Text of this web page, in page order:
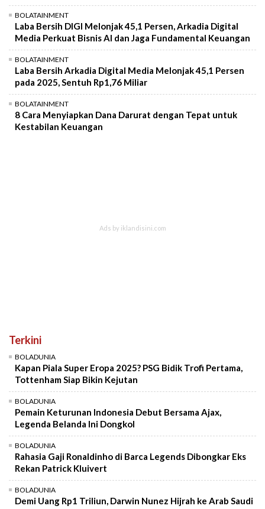
BOLATAINMENT
Laba Bersih DIGI Melonjak 45,1 Persen, Arkadia Digital
Media Perkuat Bisnis AI dan Jaga Fundamental Keuangan
BOLATAINMENT
Laba Bersih Arkadia Digital Media Melonjak 45,1 Persen
pada 2025, Sentuh Rp1,76 Miliar
BOLATAINMENT
8 Cara Menyiapkan Dana Darurat dengan Tepat untuk
Kestabilan Keuangan
Terkini
BOLADUNIA
Kapan Piala Super Eropa 2025? PSG Bidik Trofi Pertama,
Tottenham Siap Bikin Kejutan
BOLADUNIA
Pemain Keturunan Indonesia Debut Bersama Ajax,
Legenda Belanda Ini Dongkol
BOLADUNIA
Rahasia Gaji Ronaldinho di Barca Legends Dibongkar Eks
Rekan Patrick Kluivert
BOLADUNIA
Demi Uang Rp1 Triliun, Darwin Nunez Hijrah ke Arab Saudi